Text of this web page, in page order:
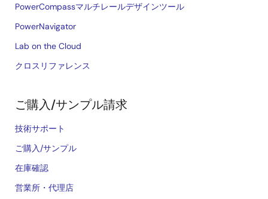
PowerCompassマルチレールデザインツール
PowerNavigator
Lab on the Cloud
クロスリファレンス
ご購入/サンプル請求
技術サポート
ご購入/サンプル
在庫確認
営業所・代理店